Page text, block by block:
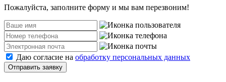
Пожалуйста, заполните форму и мы вам перезвоним!
Даю согласие на обработку персональных данных
Отправить заявку